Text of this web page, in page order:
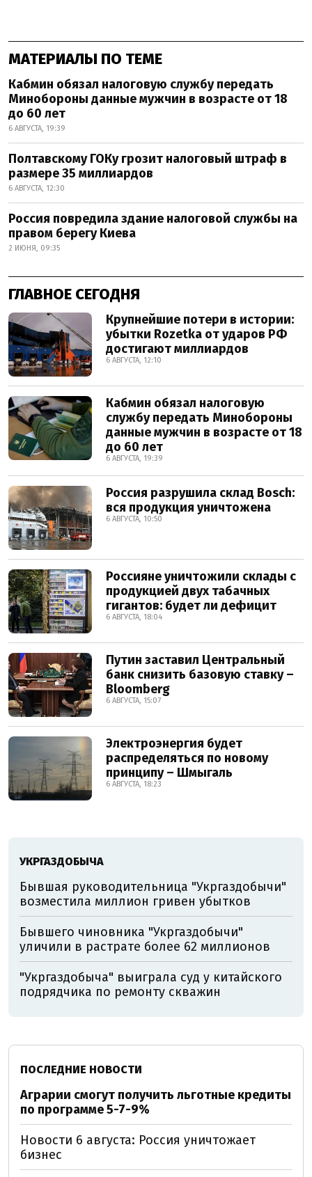
МАТЕРИАЛЫ ПО ТЕМЕ
Кабмин обязал налоговую службу передать
Минобороны данные мужчин в возрасте от 18
до 60 лет
6 АВГУСТА, 19:39
Полтавскому ГОКу грозит налоговый штраф в
размере 35 миллиардов
6 АВГУСТА, 12:30
Россия повредила здание налоговой службы на
правом берегу Киева
2 ИЮНЯ, 09:35
ГЛАВНОЕ СЕГОДНЯ
Крупнейшие потери в истории:
убытки Rozetka от ударов РФ
достигают миллиардов
6 АВГУСТА, 12:10
Кабмин обязал налоговую
службу передать Минобороны
данные мужчин в возрасте от 18
до 60 лет
6 АВГУСТА, 19:39
Россия разрушила склад Bosch:
вся продукция уничтожена
6 АВГУСТА, 10:50
Россияне уничтожили склады с
продукцией двух табачных
гигантов: будет ли дефицит
6 АВГУСТА, 18:04
Путин заставил Центральный
банк снизить базовую ставку –
Bloomberg
6 АВГУСТА, 15:07
Электроэнергия будет
распределяться по новому
принципу – Шмыгаль
6 АВГУСТА, 18:23
УКРГАЗДОБЫЧА
Бывшая руководительница "Укргаздобычи"
возместила миллион гривен убытков
Бывшего чиновника "Укргаздобычи"
уличили в растрате более 62 миллионов
"Укргаздобыча" выиграла суд у китайского
подрядчика по ремонту скважин
ПОСЛЕДНИЕ НОВОСТИ
Аграрии смогут получить льготные кредиты
по программе 5-7-9%
Новости 6 августа: Россия уничтожает
бизнес